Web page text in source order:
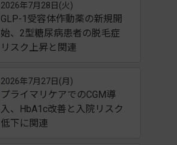
GLP-1受容体作動薬の新規開
始、2型糖尿病患者の脱毛症
リスク上昇と関連
2026年7月28日(火)
プライマリケアでのCGM導
入、HbA1c改善と入院リスク
低下に関連
2026年7月27日(月)